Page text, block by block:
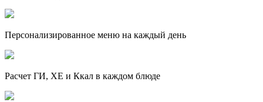
Персонализированное меню на каждый день
Расчет ГИ, ХЕ и Ккал в каждом блюде